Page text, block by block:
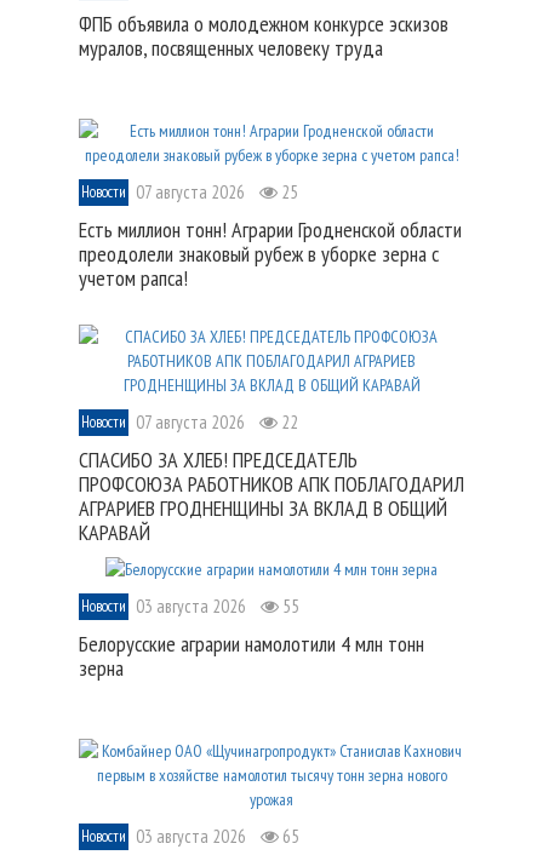
ФПБ объявила о молодежном конкурсе эскизов
муралов, посвященных человеку труда
Новости 07 августа 2026 25
Есть миллион тонн! Аграрии Гродненской области
преодолели знаковый рубеж в уборке зерна с
учетом рапса!
Новости 07 августа 2026 22
СПАСИБО ЗА ХЛЕБ! ПРЕДСЕДАТЕЛЬ
ПРОФСОЮЗА РАБОТНИКОВ АПК ПОБЛАГОДАРИЛ
АГРАРИЕВ ГРОДНЕНЩИНЫ ЗА ВКЛАД В ОБЩИЙ
КАРАВАЙ
Новости 03 августа 2026 55
Белорусские аграрии намолотили 4 млн тонн
зерна
Новости 03 августа 2026 65